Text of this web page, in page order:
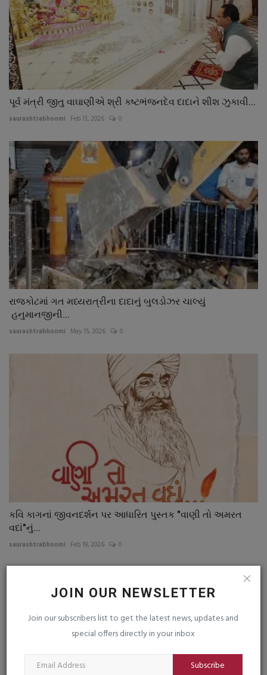
JOIN OUR NEWSLETTER
Join our subscribers list to get the latest news, updates and
special offers directly in your inbox
Subscribe
પૂર્વ મંત્રી જીતુ વાઘાણીએ શ્રી કષ્ટભંજનદેવ દાદાને શીશ ઝુકાવી...
saurashtrabhoomi Feb 13, 2026 0
રાજકોટમાં ગત મધ્યરાત્રીના દાદાનું બુલડોઝર ચાલ્યું
હનુમાનજીની...
saurashtrabhoomi May 15, 2026 0
કવિ કાગનાં જીવનદર્શન પર આધારિત પુસ્તક "વાણી તો અમરત
વદાં"નું...
saurashtrabhoomi Feb 19, 2026 0